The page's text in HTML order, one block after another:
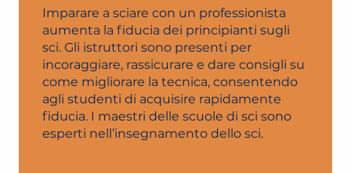
Imparare a sciare con un professionista
aumenta la fiducia dei principianti sugli
sci. Gli istruttori sono presenti per
incoraggiare, rassicurare e dare consigli su
come migliorare la tecnica, consentendo
agli studenti di acquisire rapidamente
fiducia. I maestri delle scuole di sci sono
esperti nell’insegnamento dello sci.